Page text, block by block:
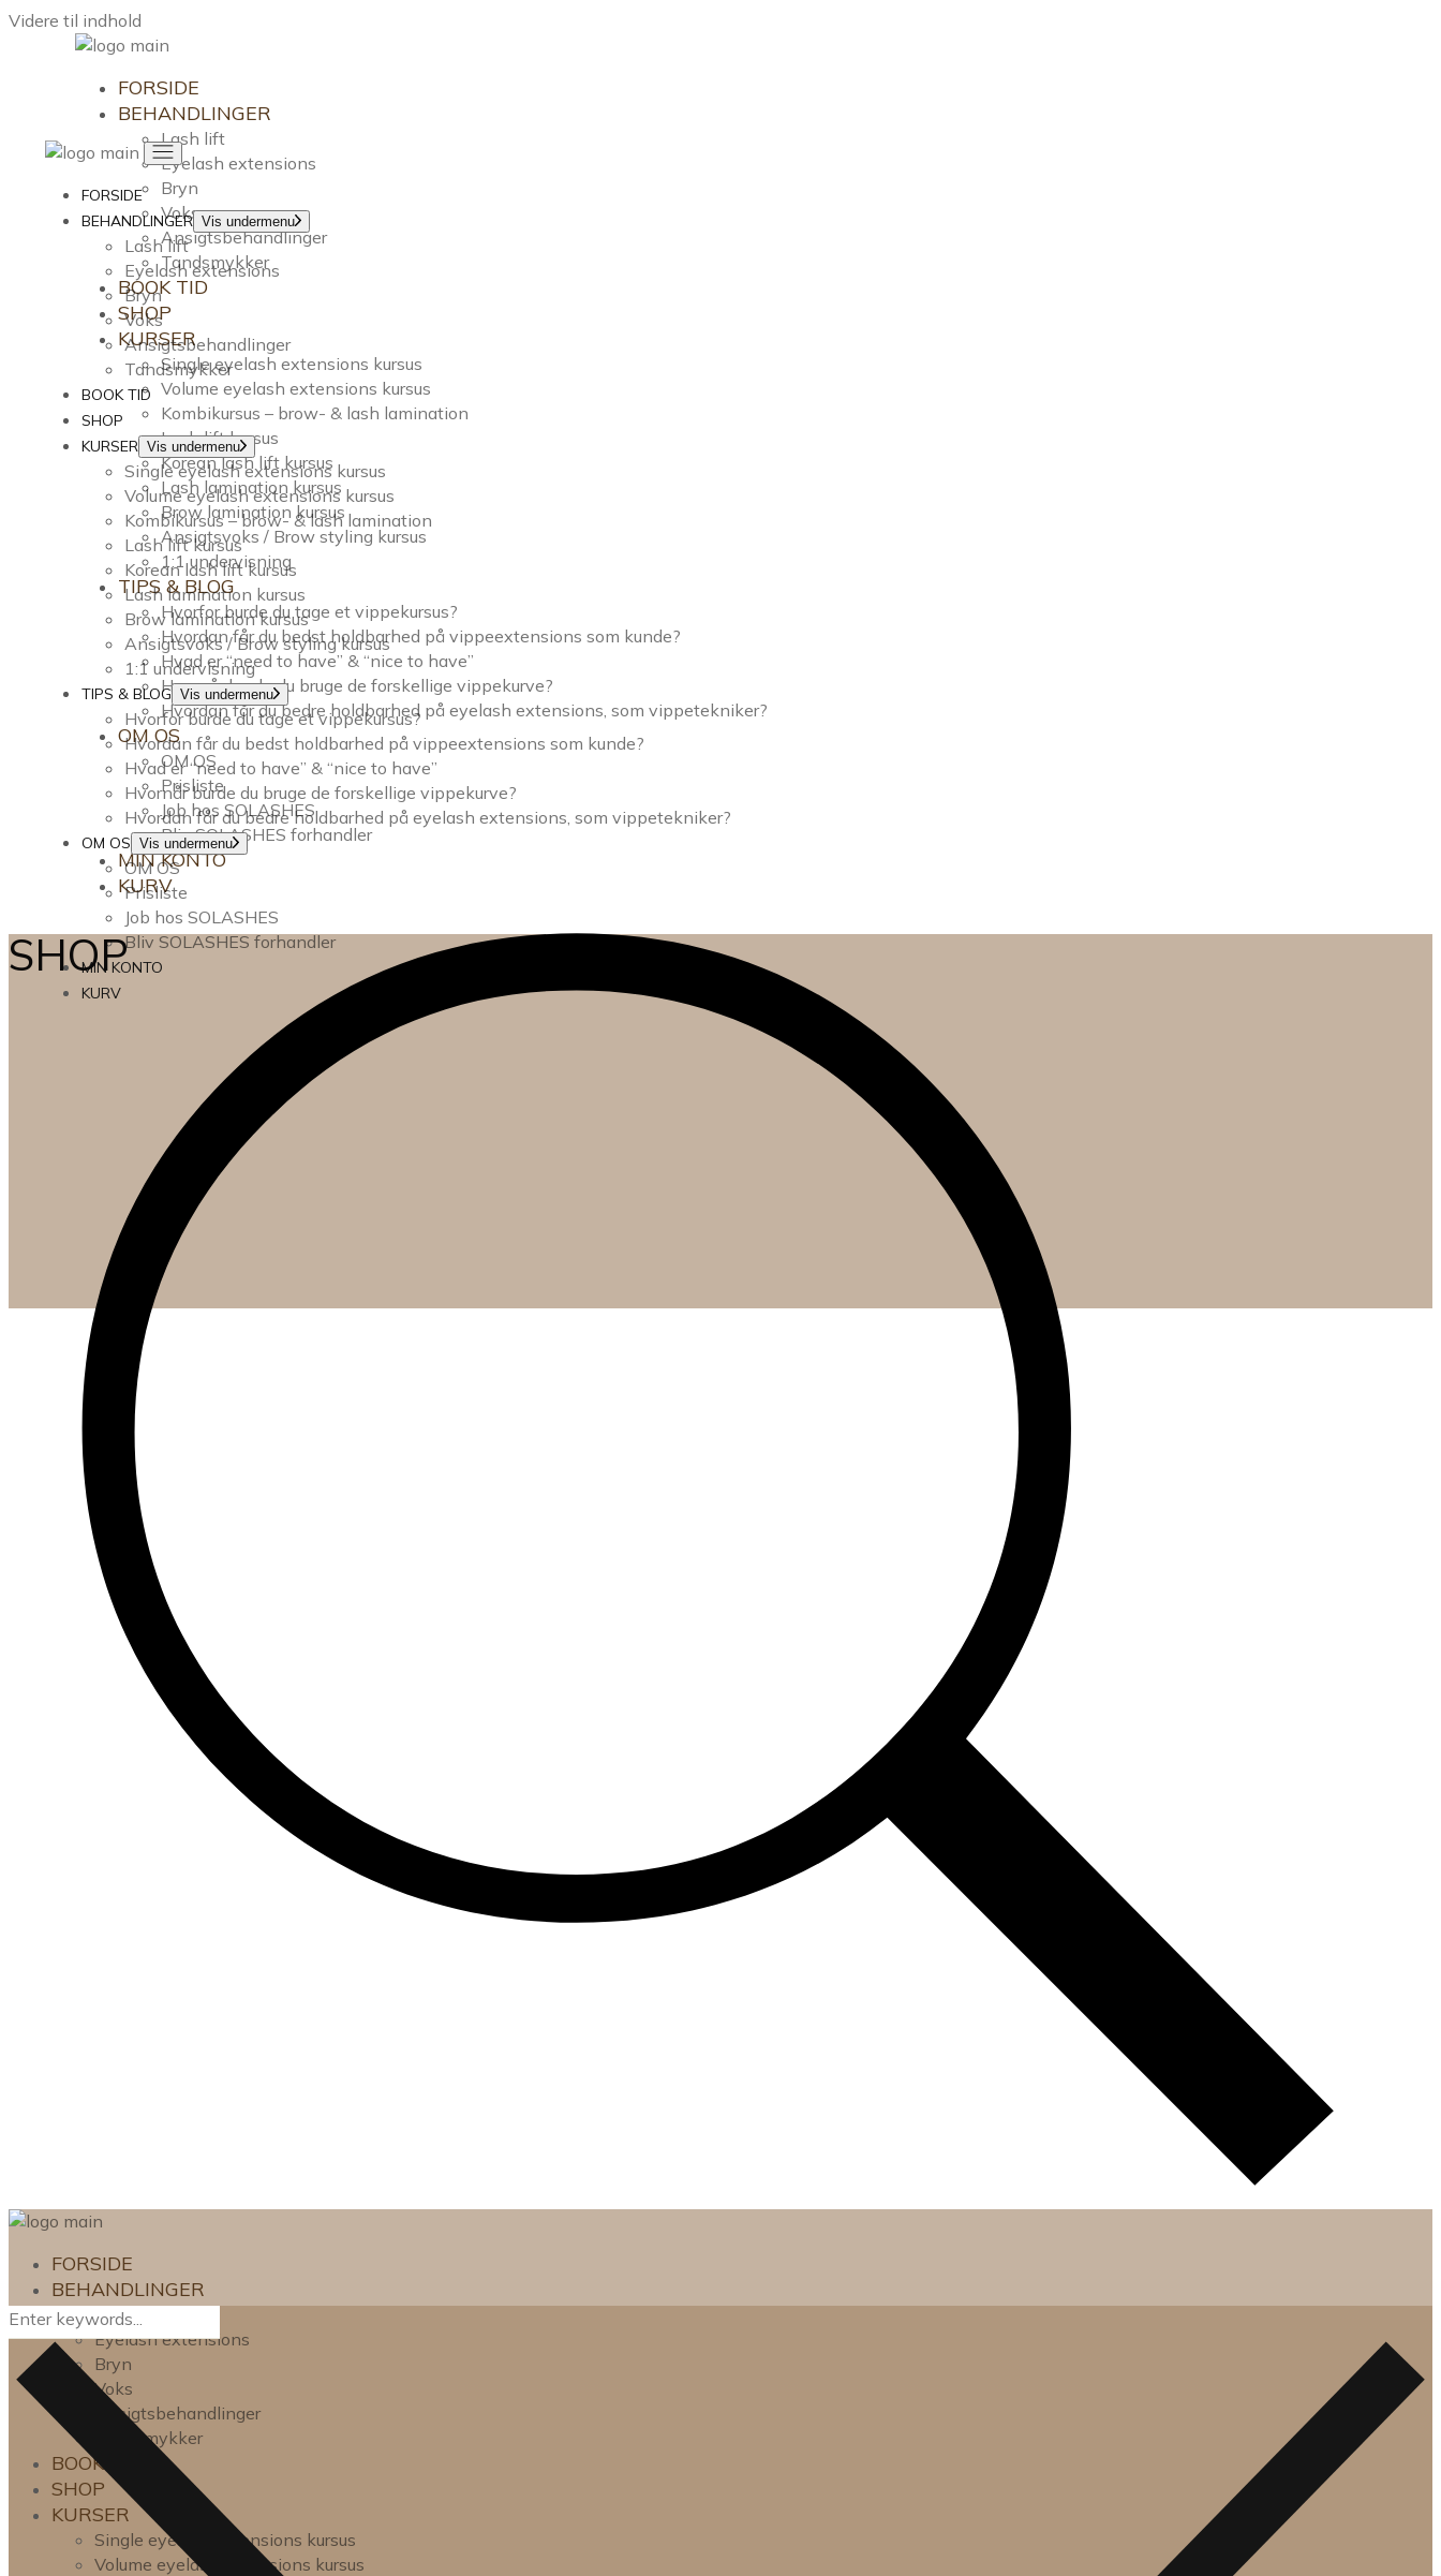
Videre til indhold
FORSIDE
BEHANDLINGER
Lash lift
Eyelash extensions
Bryn
Voks
Ansigtsbehandlinger
Tandsmykker
BOOK TID
SHOP
KURSER
Single eyelash extensions kursus
Volume eyelash extensions kursus
Kombikursus – brow- & lash lamination
Lash lift kursus
Korean lash lift kursus
Lash lamination kursus
Brow lamination kursus
Ansigtsvoks / Brow styling kursus
1:1 undervisning
TIPS & BLOG
Hvorfor burde du tage et vippekursus?
Hvordan får du bedst holdbarhed på vippeextensions som kunde?
Hvad er “need to have” & “nice to have”
Hvornår burde du bruge de forskellige vippekurve?
Hvordan får du bedre holdbarhed på eyelash extensions, som vippetekniker?
OM OS
OM OS
Prisliste
Job hos SOLASHES
Bliv SOLASHES forhandler
MIN KONTO
KURV
FORSIDE
BEHANDLINGER
Lash lift
Eyelash extensions
Bryn
Voks
Ansigtsbehandlinger
Tandsmykker
BOOK TID
SHOP
KURSER
Single eyelash extensions kursus
Volume eyelash extensions kursus
FORSIDE
BEHANDLINGER Vis undermenu
Lash lift
Eyelash extensions
Bryn
Voks
Ansigtsbehandlinger
Tandsmykker
BOOK TID
SHOP
KURSER Vis undermenu
Single eyelash extensions kursus
Volume eyelash extensions kursus
Kombikursus – brow- & lash lamination
Lash lift kursus
Korean lash lift kursus
Lash lamination kursus
Brow lamination kursus
Ansigtsvoks / Brow styling kursus
1:1 undervisning
TIPS & BLOG Vis undermenu
Hvorfor burde du tage et vippekursus?
Hvordan får du bedst holdbarhed på vippeextensions som kunde?
Hvad er “need to have” & “nice to have”
Hvornår burde du bruge de forskellige vippekurve?
Hvordan får du bedre holdbarhed på eyelash extensions, som vippetekniker?
OM OS Vis undermenu
OM OS
Prisliste
Job hos SOLASHES
Bliv SOLASHES forhandler
MIN KONTO
KURV
SHOP